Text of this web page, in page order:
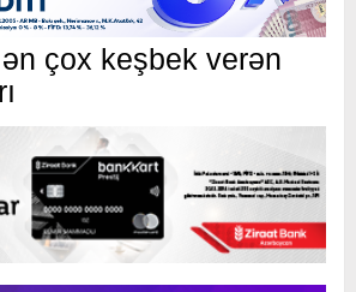
çox keşbek verən